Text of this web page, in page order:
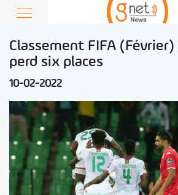
Classement FIFA (Février)
perd six places
10-02-2022